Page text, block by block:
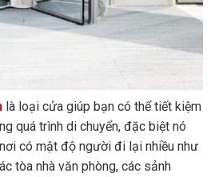
là loại cửa giúp bạn có thể tiết kiệm
quá trình di chuyển, đặc biệt nó
có mật độ người đi lại nhiều như
tòa nhà văn phòng, các sảnh